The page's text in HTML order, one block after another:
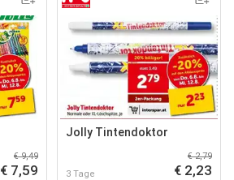
€ 9,49
€ 7,59
Jolly Tintendoktor
3 Tage
€ 2,79
€ 2,23